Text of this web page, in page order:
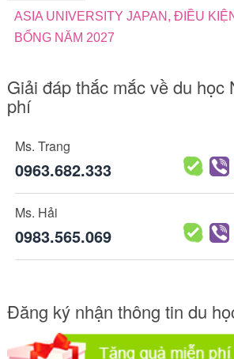
ASIA UNIVERSITY JAPAN, ĐIỀU
BỔNG NĂM 2027
Giải đáp thắc mắc về du học
phí
Ms. Trang
0963.682.333
Ms. Hải
0983.565.069
Đăng ký nhận thông tin du